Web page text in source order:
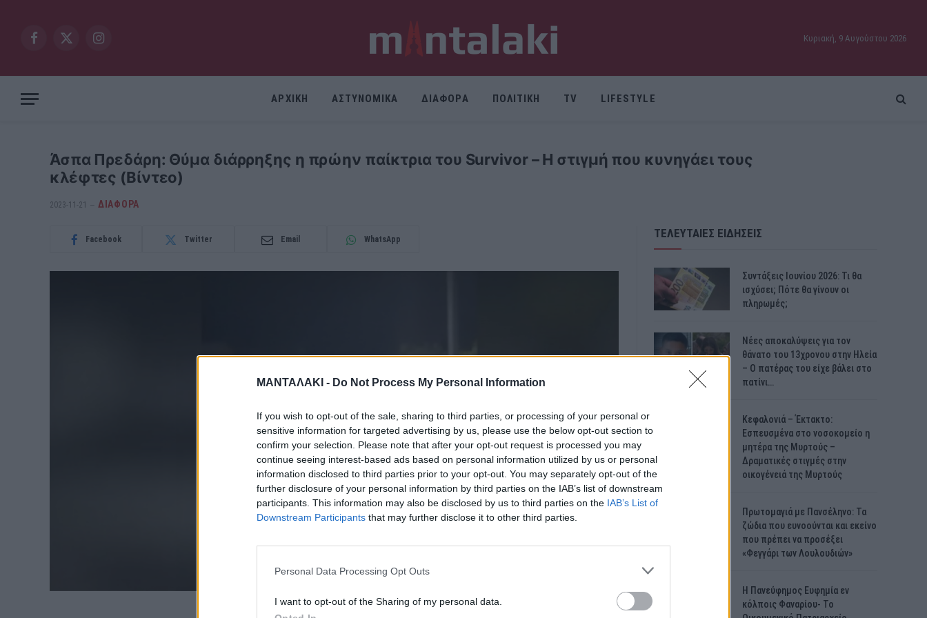
ΜΑΝΤΑΛΑΚΙ - Do Not Process My Personal Information
If you wish to opt-out of the sale, sharing to third parties, or processing of your personal or
sensitive information for targeted advertising by us, please use the below opt-out section to
confirm your selection. Please note that after your opt-out request is processed you may
continue seeing interest-based ads based on personal information utilized by us or personal
information disclosed to third parties prior to your opt-out. You may separately opt-out of the
further disclosure of your personal information by third parties on the IAB’s list of downstream
participants. This information may also be disclosed by us to third parties on the IAB’s List of
Downstream Participants that may further disclose it to other third parties.
Personal Data Processing Opt Outs
I want to opt-out of the Sharing of my personal data.
Facebook
X
Instagram
Κυριακή, 9 Αυγούστου 2026
ΑΡΧΙΚΗ ΑΣΤΥΝΟΜΙΚΑ ΔΙΑΦΟΡΑ ΠΟΛΙΤΙΚΗ TV LIFESTYLE
Άσπα Πρεδάρη: Θύμα διάρρηξης η πρώην παίκτρια του Survivor – Η στιγμή που κυνηγάει τους
κλέφτες (Βίντεο)
2023-11-21 ΔΙΆΦΟΡΑ
Facebook Twitter Email WhatsApp ΤΕΛΕΥΤΑΙΕΣ ΕΙΔΗΣΕΙΣ
Συντάξεις Ιουνίου 2026: Τι θα
ισχύσει; Πότε θα γίνουν οι
πληρωμές;
Νέες αποκαλύψεις για τον
θάνατο του 13χρονου στην Ηλεία
– Ο πατέρας του είχε βάλει στο
πατίνι…
Κεφαλονιά – Έκτακτο:
Εσπευσμένα στο νοσοκομείο η
μητέρα της Μυρτούς –
Δραματικές στιγμές στην
οικογένειά της Μυρτούς
Πρωτομαγιά με Πανσέληνο: Τα
ζώδια που ευνοούνται και εκείνο
που πρέπει να προσέξει
«Φεγγάρι των Λουλουδιών»
H Πανεύφημος Ευφημία εν
κόλποις Φαναρίου- Το